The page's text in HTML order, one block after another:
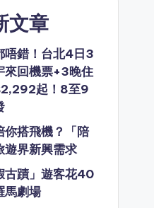
文章
唔錯！台北4日3
來回機票+3晚住
起！8至9
你搭飛機？「陪
遊界新興需求
古蹟」遊客花40
馬劇場